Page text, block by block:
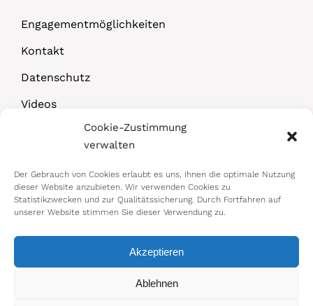
Cookie-Zustimmung
verwalten
Der Gebrauch von Cookies erlaubt es uns, Ihnen die optimale Nutzung
dieser Website anzubieten. Wir verwenden Cookies zu
Statistikzwecken und zur Qualitätssicherung. Durch Fortfahren auf
unserer Website stimmen Sie dieser Verwendung zu.
Akzeptieren
Ablehnen
Engagementmöglichkeiten
Kontakt
Datenschutz
Videos
© 2026 Bundesministerium für Arbeit,